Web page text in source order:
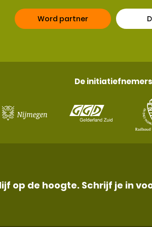
Word partner
De initiatiefnemers
op de hoogte. Schrijf je in